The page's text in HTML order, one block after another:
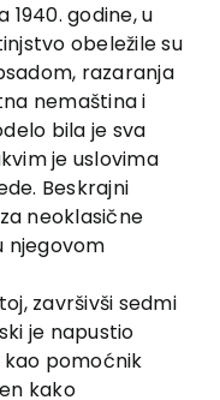
1940. godine, u
obeležile su
razaranja
nemaština i
bila je sva
je uslovima
Beskrajni
neoklasične
njegovom
završivši sedmi
je napustio
pomoćnik
kako